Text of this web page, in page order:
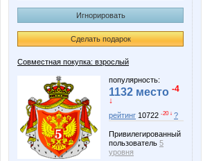
Игнорировать
Сделать подарок
Совместная покупка: взрослый
популярность:
1132 место -4
↓
рейтинг 10722 -20 ↓ ?
Привилегированный
пользователь 5
уровня